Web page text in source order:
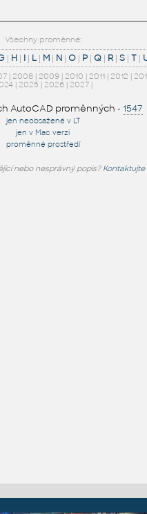
Všechny proměnné:
| H | I | L | M | N |O | P |Q | R |S |T |
| 2008| 2009| 2010 | 2011| 2012 |
| 2025 | 2026| 2027|
AutoCAD proměnných -1547
jen neobsažené v LT
jen v Mac verzi
proměnné prostředí
nebo nesprávný popis? Kontaktujte